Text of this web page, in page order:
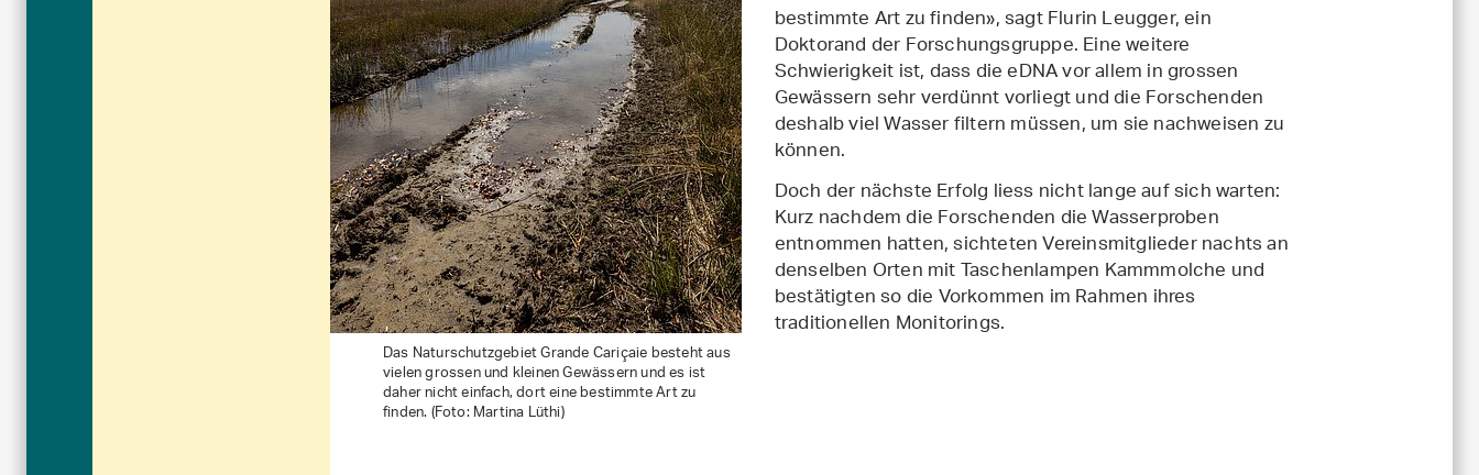
Das Naturschutzgebiet Grande Cariçaie besteht aus
vielen grossen und kleinen Gewässern und es ist
daher nicht einfach, dort eine bestimmte Art zu
finden. (Foto: Martina Lüthi)
bestimmte Art zu finden», sagt Flurin Leugger, ein
Doktorand der Forschungsgruppe. Eine weitere
Schwierigkeit ist, dass die eDNA vor allem in grossen
Gewässern sehr verdünnt vorliegt und die Forschenden
deshalb viel Wasser filtern müssen, um sie nachweisen zu
können.
Doch der nächste Erfolg liess nicht lange auf sich warten:
Kurz nachdem die Forschenden die Wasserproben
entnommen hatten, sichteten Vereinsmitglieder nachts an
denselben Orten mit Taschenlampen Kammmolche und
bestätigten so die Vorkommen im Rahmen ihres
traditionellen Monitorings.